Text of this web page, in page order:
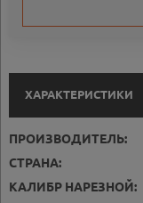
ХАРАКТЕРИСТИКИ
ПРОИЗВОДИТЕЛЬ:
СТРАНА:
КАЛИБР НАРЕЗНОЙ: